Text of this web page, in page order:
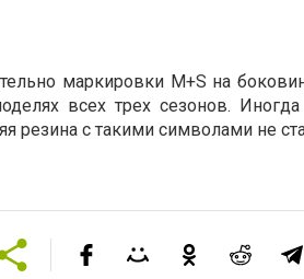
маркировки M+S на
всех трех сезонов.
резина с такими символами не